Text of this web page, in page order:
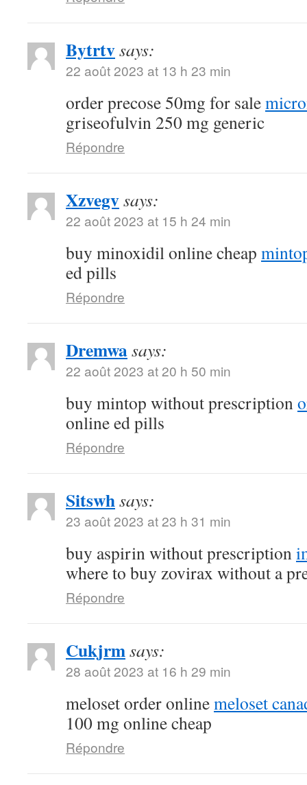
Bytrtvsays:
22 août 2023 at 13 h 23 min
order precose 50mg for sale
griseofulvin 250 mg generic
Répondre
Xzvegvsays:
22 août 2023 at 15 h 24 min
buy minoxidil online cheap
ed pills
Répondre
Dremwasays:
22 août 2023 at 20 h 50 min
buy mintop without prescription
online ed pills
Répondre
Sitswhsays:
23 août 2023 at 23 h 31 min
buy aspirin without prescription
where to buy zovirax without a
Répondre
Cukjrmsays:
28 août 2023 at 16 h 29 min
meloset order onlinemeloset
100 mg online cheap
Répondre